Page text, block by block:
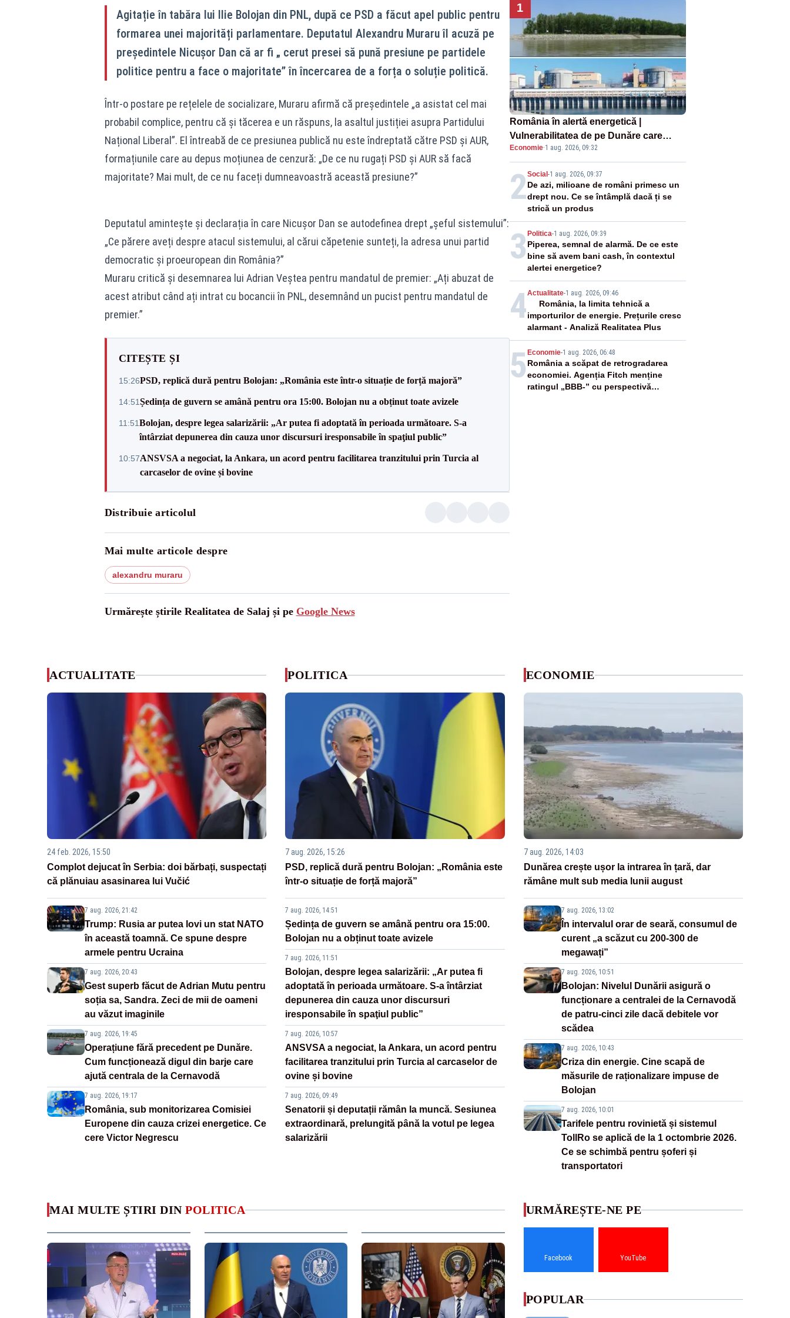
Agitație în tabăra lui Ilie Bolojan din PNL, după ce PSD a făcut apel public pentru
formarea unei majorități parlamentare. Deputatul Alexandru Muraru îl acuză pe
președintele Nicușor Dan că ar fi „ cerut presei să pună presiune pe partidele
politice pentru a face o majoritate” în încercarea de a forța o soluție politică.
Într-o postare pe rețelele de socializare, Muraru afirmă că președintele „a asistat cel mai
probabil complice, pentru că și tăcerea e un răspuns, la asaltul justiției asupra Partidului
Național Liberal”. El întreabă de ce presiunea publică nu este îndreptată către PSD și AUR,
formațiunile care au depus moțiunea de cenzură: „De ce nu rugați PSD și AUR să facă
majoritate? Mai mult, de ce nu faceți dumneavoastră această presiune?”
Deputatul amintește și declarația în care Nicușor Dan se autodefinea drept „șeful sistemului”:
„Ce părere aveți despre atacul sistemului, al cărui căpetenie sunteți, la adresa unui partid
democratic și proeuropean din România?”
Muraru critică și desemnarea lui Adrian Veștea pentru mandatul de premier: „Ați abuzat de
acest atribut când ați intrat cu bocancii în PNL, desemnând un pucist pentru mandatul de
premier.”
CITEȘTE ȘI
15:26PSD, replică dură pentru Bolojan: „România este într-o situație de forță majoră”
14:51Ședința de guvern se amână pentru ora 15:00. Bolojan nu a obținut toate avizele
11:51Bolojan, despre legea salarizării: „Ar putea fi adoptată în perioada următoare. S-a
întârziat depunerea din cauza unor discursuri iresponsabile în spaţiul public”
10:57ANSVSA a negociat, la Ankara, un acord pentru facilitarea tranzitului prin Turcia al
carcaselor de ovine și bovine
Distribuie articolul
Mai multe articole despre
alexandru muraru
Urmărește știrile Realitatea de Salaj și pe Google News
1
România în alertă energetică |
Vulnerabilitatea de pe Dunăre care
pune în pericol Centrala Cernavodă era
cunoscută de pe vremea lui Ceaușescu
Economie·1 aug. 2026, 09:32
2Social -1 aug. 2026, 09:37
De azi, milioane de români primesc un
drept nou. Ce se întâmplă dacă ți se
strică un produs
3 Politica-1 aug. 2026, 09:39
Piperea, semnal de alarmă. De ce este
bine să avem bani cash, în contextul
alertei energetice?
4Actualitate-1 aug. 2026, 09:46
România, la limita tehnică a
importurilor de energie. Prețurile cresc
alarmant - Analiză Realitatea Plus
5 Economie-1 aug. 2026, 06:48
România a scăpat de retrogradarea
economiei. Agenția Fitch menține
ratingul „BBB-” cu perspectivă
ACTUALITATE
24 feb. 2026, 15:50
Complot dejucat în Serbia: doi bărbați, suspectați
că plănuiau asasinarea lui Vučić
7 aug. 2026, 21:42
Trump: Rusia ar putea lovi un stat NATO
în această toamnă. Ce spune despre
armele pentru Ucraina
7 aug. 2026, 20:43
Gest superb făcut de Adrian Mutu pentru
soția sa, Sandra. Zeci de mii de oameni
au văzut imaginile
7 aug. 2026, 19:45
Operațiune fără precedent pe Dunăre.
Cum funcționează digul din barje care
ajută centrala de la Cernavodă
7 aug. 2026, 19:17
România, sub monitorizarea Comisiei
Europene din cauza crizei energetice. Ce
cere Victor Negrescu
POLITICA
7 aug. 2026, 15:26
PSD, replică dură pentru Bolojan: „România este
într-o situație de forță majoră”
7 aug. 2026, 14:51
Ședința de guvern se amână pentru ora 15:00.
Bolojan nu a obținut toate avizele
7 aug. 2026, 11:51
Bolojan, despre legea salarizării: „Ar putea fi
adoptată în perioada următoare. S-a întârziat
depunerea din cauza unor discursuri
iresponsabile în spaţiul public”
7 aug. 2026, 10:57
ANSVSA a negociat, la Ankara, un acord pentru
facilitarea tranzitului prin Turcia al carcaselor de
ovine și bovine
7 aug. 2026, 09:49
Senatorii și deputații rămân la muncă. Sesiunea
extraordinară, prelungită până la votul pe legea
salarizării
ECONOMIE
7 aug. 2026, 14:03
Dunărea crește ușor la intrarea în țară, dar
rămâne mult sub media lunii august
7 aug. 2026, 13:02
În intervalul orar de seară, consumul de
curent „a scăzut cu 200-300 de
megawați”
7 aug. 2026, 10:51
Bolojan: Nivelul Dunării asigură o
funcționare a centralei de la Cernavodă
de patru-cinci zile dacă debitele vor
scădea
7 aug. 2026, 10:43
Criza din energie. Cine scapă de
măsurile de raționalizare impuse de
Bolojan
7 aug. 2026, 10:01
Tarifele pentru rovinietă și sistemul
TollRo se aplică de la 1 octombrie 2026.
Ce se schimbă pentru șoferi și
transportatori
MAI MULTE ȘTIRI DIN POLITICA URMĂREȘTE-NE PE
Facebook YouTube
POPULAR